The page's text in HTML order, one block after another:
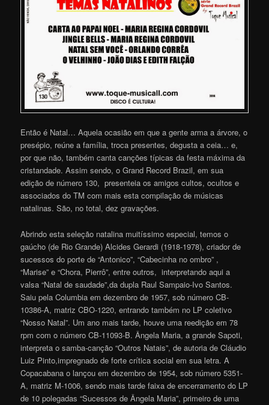
Então é Natal… Aquela ocasião em que a gente arma a árvore, o
presépio, reúne a família, troca presentes, degusta a ceia… e,
por que não, também canta canções típicas da festa máxima da
cristandade. Assim sendo, o Grand Record Brazil, em sua
edição de número 130, presenteia os amigos cultos, ocultos e
associados do TM com mais esta compilação de músicas
natalinas. São, no total, dez gravações.
Abrindo esta seleção natalina muitíssimo especial, temos o
gaúcho (de Rio Grande) Alcides Gerardi (1918-1978), criador de
sucessos do porte de “Antonico”, “Cabecinha no ombro” ,
“Marise” e “Chora, Pierrô”, entre outros, interpretando aqui a
valsa “Natal de saudade”,da dupla Raul Sampaio-Ivo Santos.
Saiu pela Columbia em dezembro de 1957, sob número CB-
10386-A, matriz CBO-1220, entrando também no LP coletivo
“Nosso Natal”. Um ano mais tarde, houve uma reedição em 78
rpm com o número CB-11093-B. Ângela Maria, a grande Sapoti,
interpreta o samba-canção “Outros Natais”, de autoria de Cláudio
Luiz Pinto,impregnado de forte crítica social em sua letra. A
Copacabana o lançou em dezembro de 1954, sob número 5351-
A, matriz M-1006, sendo mais tarde faixa de encerramento do LP
de 10 polegadas “Sucessos de Ângela Maria”, primeiro de uma